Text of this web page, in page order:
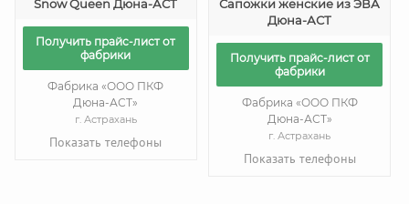
Snow Queen Дюна-АСТ
Получить прайс-лист от
фабрики
Фабрика «ООО ПКФ
Дюна-АСТ»
г. Астрахань
Показать телефоны
Сапожки женские из ЭВА
Дюна-АСТ
Получить прайс-лист от
фабрики
Фабрика «ООО ПКФ
Дюна-АСТ»
г. Астрахань
Показать телефоны